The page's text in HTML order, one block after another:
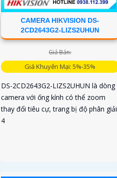
CAMERA HIKVISION DS-
2CD2643G2-LIZS2UHUN
Giá Bán:
Giá Khuyến Mại: 5%-35%
DS-2CD2643G2-LIZS2UHUN là dòng
camera với ống kính có thể zoom
thay đổi tiêu cự, trang bị độ phân giải
4